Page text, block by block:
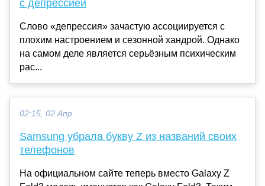
с депрессией
Слово «депрессия» зачастую ассоциируется с
плохим настроением и сезонной хандрой. Однако
на самом деле является серьёзным психическим
рас...
02:15, 02 Апр
Samsung убрала букву Z из названий своих
телефонов
На официальном сайте теперь вместо Galaxy Z